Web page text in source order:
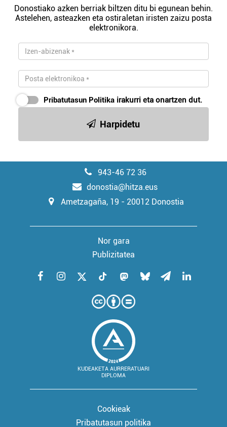
Donostiako azken berriak biltzen ditu bi egunean behin.
Astelehen, asteazken eta ostiraletan iristen zaizu posta
elektronikora.
Pribatutasun Politika irakurri eta onartzen dut.
Harpidetu
943-46 72 36
donostia@hitza.eus
Ametzagaña, 19 - 20012 Donostia
Nor gara
Publizitatea
KUDEAKETA AURRERATUARI
DIPLOMA
Cookieak
Pribatutasun politika